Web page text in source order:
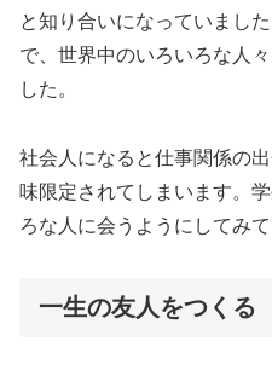
と知り合いになっていまし
で、世界中のいろいろな人
した。
社会人になると仕事関係の
味限定されてしまいます。
ろな人に会うようにしてみて
一生の友人をつくる